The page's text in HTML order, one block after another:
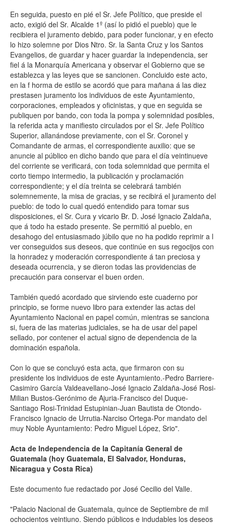
En seguida, puesto en pié el Sr. Jefe Político, que preside el
acto, exigió del Sr. Alcalde 1º (así lo pidió el pueblo) que le
recibiera el juramento debido, para poder funcionar, y en efecto
lo hizo solemne por Dios Ntro. Sr. la Santa Cruz y los Santos
Evangelios, de guardar y hacer guardar la independencia, ser
fiel á la Monarquía Americana y observar el Gobierno que se
establezca y las leyes que se sancionen. Concluido este acto,
en la f horma de estilo se acordó que para mañana á las diez
prestasen juramento los individuos de este Ayuntamiento,
corporaciones, empleados y oficinistas, y que en seguida se
publiquen por bando, con toda la pompa y solemnidad posibles,
la referida acta y manifiesto circulados por el Sr. Jefe Político
Superior, allanándose previamente, con el Sr. Coronel y
Comandante de armas, el correspondiente auxilio: que se
anuncie al público en dicho bando que para el día veintinueve
del corriente se verificará, con toda solemnidad que permita el
corto tiempo intermedio, la publicación y proclamación
correspondiente; y el día treinta se celebrará también
solemnemente, la misa de gracias, y se recibirá el juramento del
pueblo: de todo lo cual quedó entendido para tomar sus
disposiciones, el Sr. Cura y vicario Br. D. José Ignacio Zaldaña,
que á todo ha estado presente. Se permitió al pueblo, en
desahogo del entusiasmado júbilo que no ha podido reprimir a l
ver conseguidos sus deseos, que continúe en sus regocijos con
la honradez y moderación correspondiente á tan preciosa y
deseada ocurrencia, y se dieron todas las providencias de
precaución para conservar el buen orden.
También quedó acordado que sirviendo este cuaderno por
principio, se forme nuevo libro para extender las actas del
Ayuntamiento Nacional en papel común, mientras se sanciona
si, fuera de las materias judiciales, se ha de usar del papel
sellado, por contener el actual signo de dependencia de la
dominación española.
Con lo que se concluyó esta acta, que firmaron con su
presidente los individuos de este Ayuntamiento.-Pedro Barriere-
Casimiro García Valdeavellano-José Ignacio Zaldaña-José Rosi-
Milian Bustos-Gerónimo de Ajuria-Francisco del Duque-
Santiago Rosi-Trinidad Estupinian-Juan Bautista de Otondo-
Francisco Ignacio de Urrutia-Narciso Ortega-Por mandato del
muy Noble Ayuntamiento: Pedro Miguel López, Srio".
Acta de Independencia de la Capitanía General de
Guatemala (hoy Guatemala, El Salvador, Honduras,
Nicaragua y Costa Rica)
Este documento fue redactado por José Cecilio del Valle.
"Palacio Nacional de Guatemala, quince de Septiembre de mil
ochocientos veintiuno. Siendo públicos e indudables los deseos